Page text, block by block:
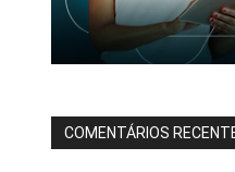
COMENTÁRIOS